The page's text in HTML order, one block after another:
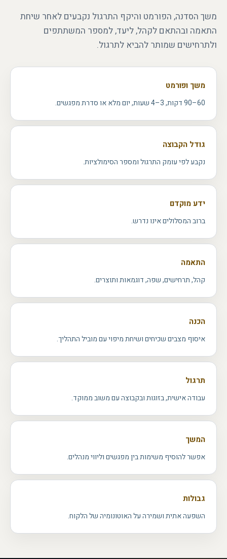
משך הסדנה, הפורמט והיקף התרגול נקבעים לאחר שיחת
התאמה ובהתאם לקהל, ליעד, למספר המשתתפים
ולתרחישים שמותר להביא לתרגול.
משך ופורמט
60–90 דקות, 3–4 שעות, יום מלא או סדרת מפגשים.
גודל הקבוצה
נקבע לפי עומק התרגול ומספר הסימולציות.
ידע מוקדם
ברוב המסלולים אינו נדרש.
התאמה
קהל, תרחישים, שפה, דוגמאות ותוצרים.
הכנה
איסוף מצבים שכיחים ושיחת מיפוי עם מוביל התהליך.
תרגול
עבודה אישית, בזוגות ובקבוצה עם משוב ממוקד.
המשך
אפשר להוסיף משימות בין מפגשים וליווי מנהלים.
גבולות
השפעה אתית ושמירה על האוטונומיה של הלקוח.